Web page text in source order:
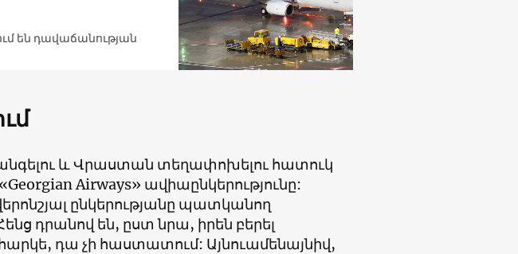
են դավաճանության
և Վրաստան տեղափոխելու հատուկ
Airways» ավիաընկերությունը:
ընկերությանը պատկանող
դրանով են, ըստ նրա, իրեն բերել
դա չի հաստատում: Այնուամենայնիվ,